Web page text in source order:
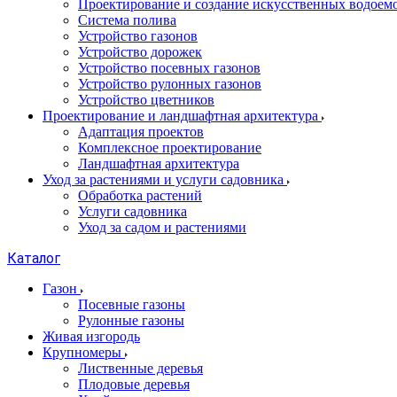
Проектирование и создание искусственных
Система полива
Устройство газонов
Устройство дорожек
Устройство посевных газонов
Устройство рулонных газонов
Устройство цветников
Проектирование и ландшафтная архитектура
Адаптация проектов
Комплексное проектирование
Ландшафтная архитектура
Уход за растениями и услуги садовника
Обработка растений
Услуги садовника
Уход за садом и растениями
Каталог
Газон
Посевные газоны
Рулонные газоны
Живая изгородь
Крупномеры
Лиственные деревья
Плодовые деревья